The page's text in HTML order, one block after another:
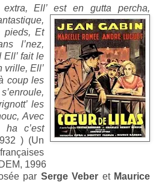
extra, Ell’ est en gutta percha,
pieds, Et
l’nez,
Ell’ fait le
vrille, Ell’
coup les
les
Avec
ha c’est
) (Un
1996
par Serge Veber et Maurice